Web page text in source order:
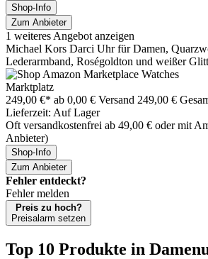
Shop-Info
Zum Anbieter
1 weiteres Angebot anzeigen
Michael Kors Darci Uhr für Damen,
Lederarmband, Roségoldton und weißer
Marktplatz
249,00 €* ab 0,00 € Versand 249,00 €
Lieferzeit: Auf Lager
Oft versandkostenfrei ab 49,00 € oder mit
Anbieter)
Shop-Info
Zum Anbieter
Fehler entdeckt?
Fehler melden
Preis zu hoch?
Preisalarm setzen
Top 10 Produkte in